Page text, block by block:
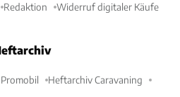
Redaktion Widerruf digitaler Käufe
Heftarchiv Caravaning